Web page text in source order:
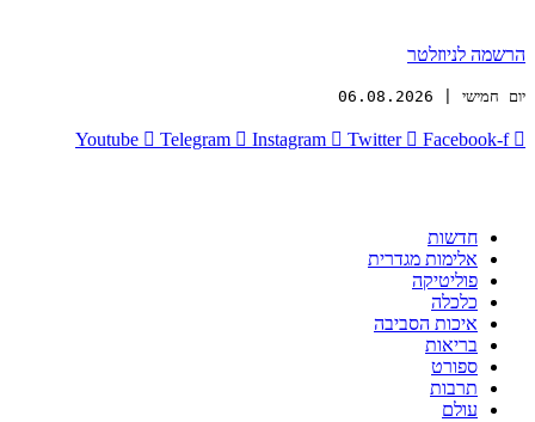
הרשמה לניוזלטר
יום חמישי | 06.08.2026
Youtube Telegram Instagram Twitter Facebook-f
חדשות
אלימות מגדרית
פוליטיקה
כלכלה
איכות הסביבה
בריאות
ספורט
תרבות
עולם